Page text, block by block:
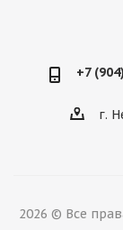
+7
г.
2026 © Все